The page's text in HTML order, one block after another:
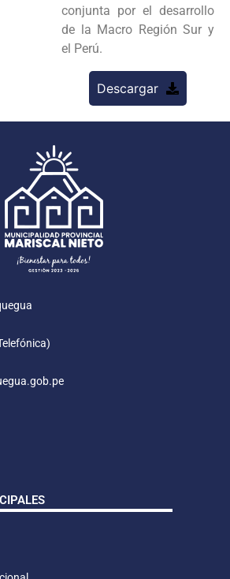
conjunta por el desarrollo
de la Macro Región Sur y
el Perú.
Descargar